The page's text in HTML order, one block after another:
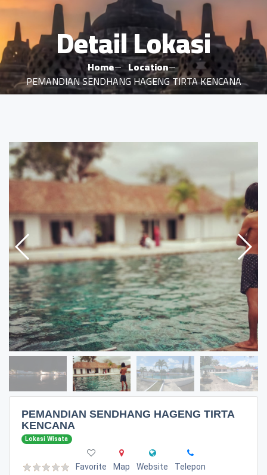
Detail Lokasi
Home
Location
PEMANDIAN SENDHANG HAGENG TIRTA KENCANA
PEMANDIAN SENDHANG HAGENG TIRTA
KENCANA
Lokasi Wisata
Favorite Map Website Telepon